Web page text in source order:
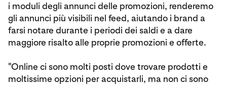
i moduli degli annunci delle promozioni, renderemo
gli annunci più visibili nel feed, aiutando i brand a
farsi notare durante i periodi dei saldi e a dare
maggiore risalto alle proprie promozioni e offerte.
"Online ci sono molti posti dove trovare prodotti e
moltissime opzioni per acquistarli, ma non ci sono